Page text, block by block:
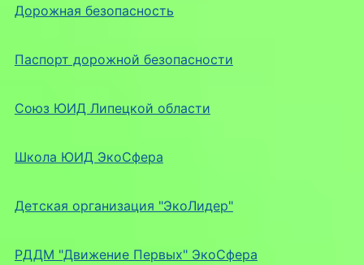
Дорожная безопасность
Паспорт дорожной безопасности
Союз ЮИД Липецкой области
Школа ЮИД ЭкоСфера
Детская организация "ЭкоЛидер"
РДДМ "Движение Первых" ЭкоСфера